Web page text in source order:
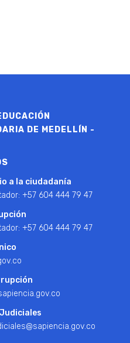
DE MEDELLÍN -
a la ciudadanía
+57 604 444 79 47
+57 604 444 79 47